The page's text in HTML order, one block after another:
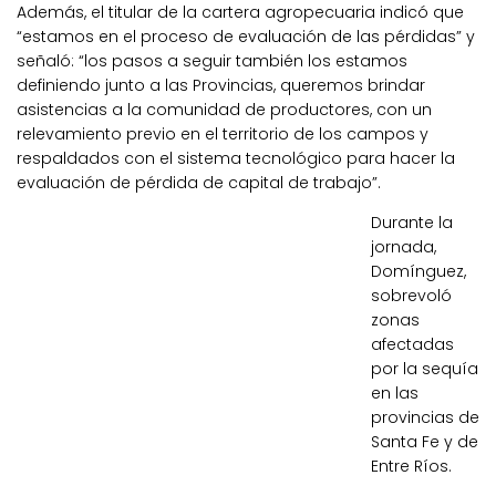
Además, el titular de la cartera agropecuaria indicó que
“estamos en el proceso de evaluación de las pérdidas” y
señaló: “los pasos a seguir también los estamos
definiendo junto a las Provincias, queremos brindar
asistencias a la comunidad de productores, con un
relevamiento previo en el territorio de los campos y
respaldados con el sistema tecnológico para hacer la
evaluación de pérdida de capital de trabajo”.
Durante la
jornada,
Domínguez,
sobrevoló
zonas
afectadas
por la sequía
en las
provincias de
Santa Fe y de
Entre Ríos.